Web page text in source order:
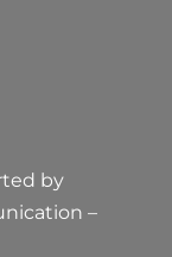
by
–